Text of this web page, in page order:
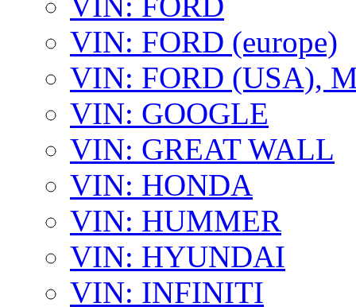
VIN: FORD (europe)
VIN: FORD (USA),
VIN: GOOGLE
VIN: GREAT WALL
VIN: HONDA
VIN: HUMMER
VIN: HYUNDAI
VIN: INFINITI